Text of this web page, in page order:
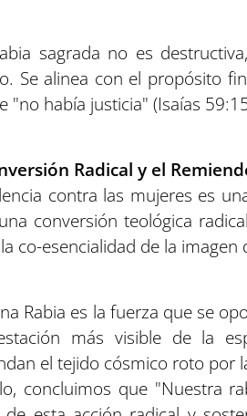
sagrada no es
Se alinea con el propósito
"no había justicia" (Isaías
Radical y el
contra las mujeres es
conversión teológica
co-esencialidad de la
Rabia es la fuerza que se
más visible de la
el tejido cósmico roto por
concluimos que "Nuestra